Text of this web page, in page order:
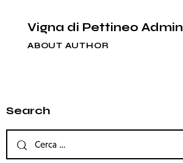
Vigna di Pettineo Admin
ABOUT AUTHOR
Search